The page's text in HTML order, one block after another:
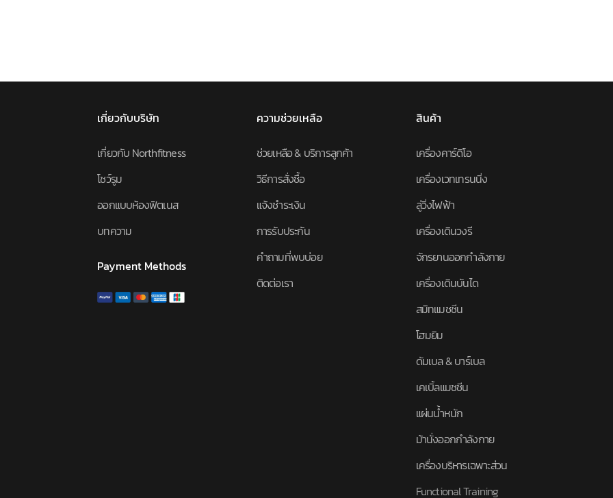
เกี่ยวกับบริษัท
เกี่ยวกับ Northfitness
โชว์รูม
ออกแบบห้องฟิตเนส
บทความ
Payment Methods
ความช่วยเหลือ
ช่วยเหลือ & บริการลูกค้า
วิธีการสั่งซื้อ
แจ้งชำระเงิน
การรับประกัน
คำถามที่พบบ่อย
ติดต่อเรา
สินค้า
เครื่องคาร์ดิโอ
เครื่องเวทเทรนนิ่ง
ลู่วิ่งไฟฟ้า
เครื่องเดินวงรี
จักรยานออกกำลังกาย
เครื่องเดินบันได
สมิทแมชชีน
โฮมยิม
ดัมเบล & บาร์เบล
เคเบิ้ลแมชชีน
แผ่นน้ำหนัก
ม้านั่งออกกำลังกาย
เครื่องบริหารเฉพาะส่วน
Functional Training